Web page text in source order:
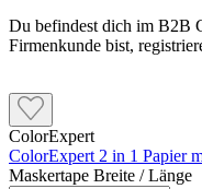
Du befindest dich im B2B
Firmenkunde bist,
ColorExpert
ColorExpert 2 in 1 Papier
Maskertape Breite / Länge